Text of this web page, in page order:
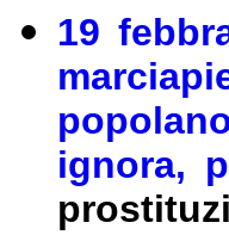
19
ignora,